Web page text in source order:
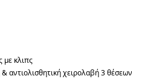
με κλιπς
αντιολισθητική χειρολαβή 3 θέσεων